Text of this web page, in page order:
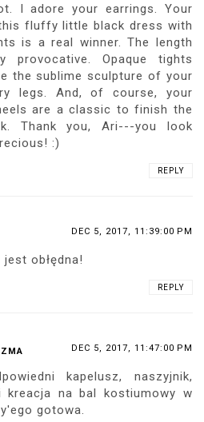
I adore your earrings. Your
fluffy little black dress with
is a real winner. The length
provocative. Opaque tights
the sublime sculpture of your
legs. And, of course, your
are a classic to finish the
Thank you, Ari---you look
:)
REPLY
DEC 5, 2017, 11:39:00 PM
obłędna!
REPLY
DEC 5, 2017, 11:47:00 PM
kapelusz, naszyjnik,
kreacja na bal kostiumowy w
gotowa.